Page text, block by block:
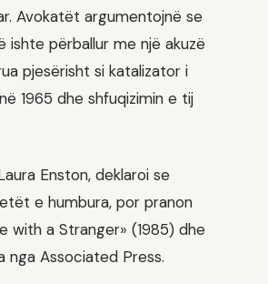
Avokatët argumentojnë se
ishte përballur me një akuzë
pjesërisht si katalizator i
1965 dhe shfuqizimin e tij
Enston, deklaroi se
e humbura, por pranon
with a Stranger» (1985) dhe
nga Associated Press.